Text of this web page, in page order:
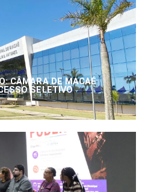
CÂMARA DE MACAÉ
SELETIVO